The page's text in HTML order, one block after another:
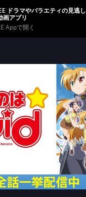
ドラマやバラエティの見逃し
Appで開く